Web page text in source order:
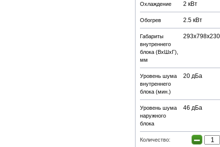
Охлаждение 2 кВт
Обогрев 2.5 кВт
Габариты
внутреннего
блока (ВхШхГ),
мм
293х798х230
Уровень шума
внутреннего
блока (мин.)
20 дБа
Уровень шума
наружного
блока
46 дБа
Количество: −